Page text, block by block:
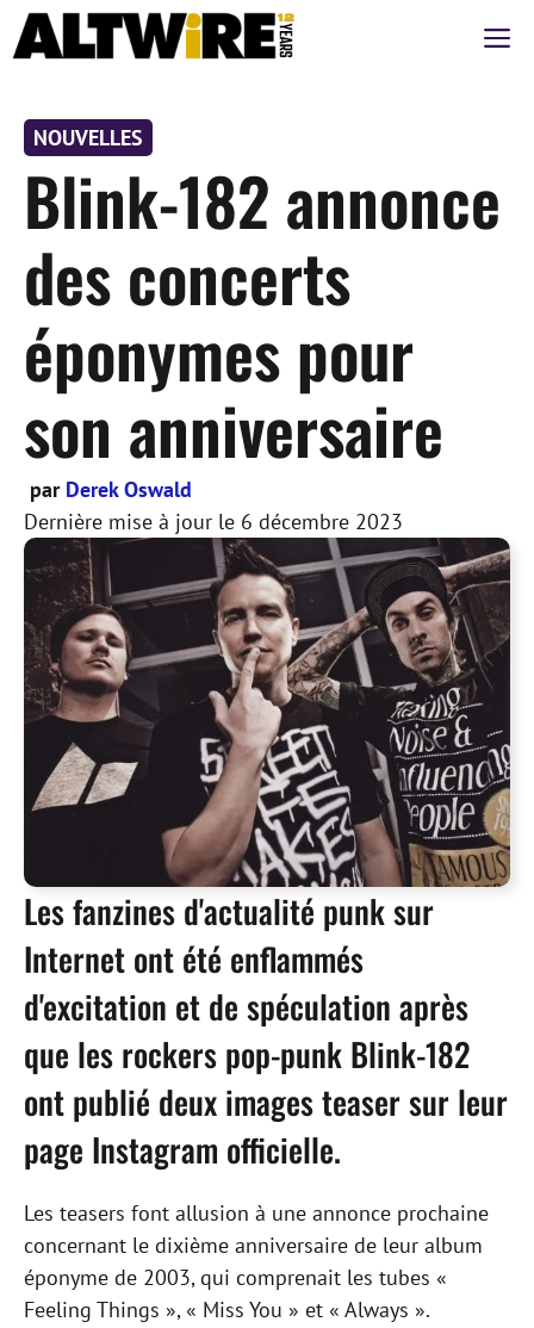
Aller
au
NOUVELLES
Blink-182 annonce
des concerts
éponymes pour
son anniversaire
par Derek Oswald
Dernière mise à jour le 6 décembre 2023
Les fanzines d'actualité punk sur
Internet ont été enflammés
d'excitation et de spéculation après
que les rockers pop-punk Blink-182
ont publié deux images teaser sur leur
page Instagram officielle.
Les teasers font allusion à une annonce prochaine
concernant le dixième anniversaire de leur album
éponyme de 2003, qui comprenait les tubes «
Feeling Things », « Miss You » et « Always ».